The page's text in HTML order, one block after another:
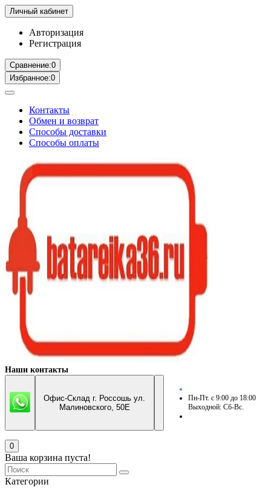
Личный кабинет
Авторизация
Регистрация
Сравнение:0
Избранное:0
Контакты
Обмен и возврат
Способы доставки
Способы оплаты
Наши контакты
Офис-Склад г. Россошь ул.
Малиновского, 50Е
Пн-Пт. с 9:00 до 18:00
Выходной: Сб-Вс.
0
Ваша корзина пуста!
Категории